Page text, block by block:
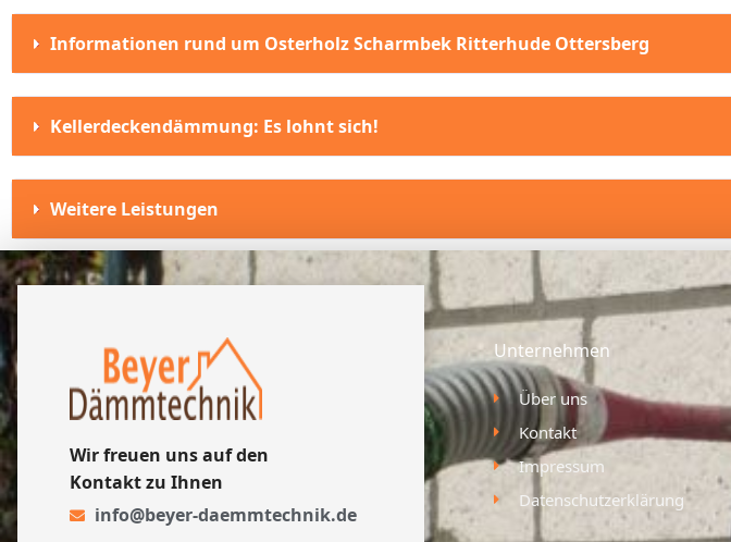
Informationen rund um Osterholz Scharmbek Ritterhude Ottersberg
Kellerdeckendämmung: Es lohnt sich!
Weitere Leistungen
Wir freuen uns auf den
Kontakt zu Ihnen
info@beyer-daemmtechnik.de
Unternehmen
Über uns
Kontakt
Impressum
Datenschutzerklärung